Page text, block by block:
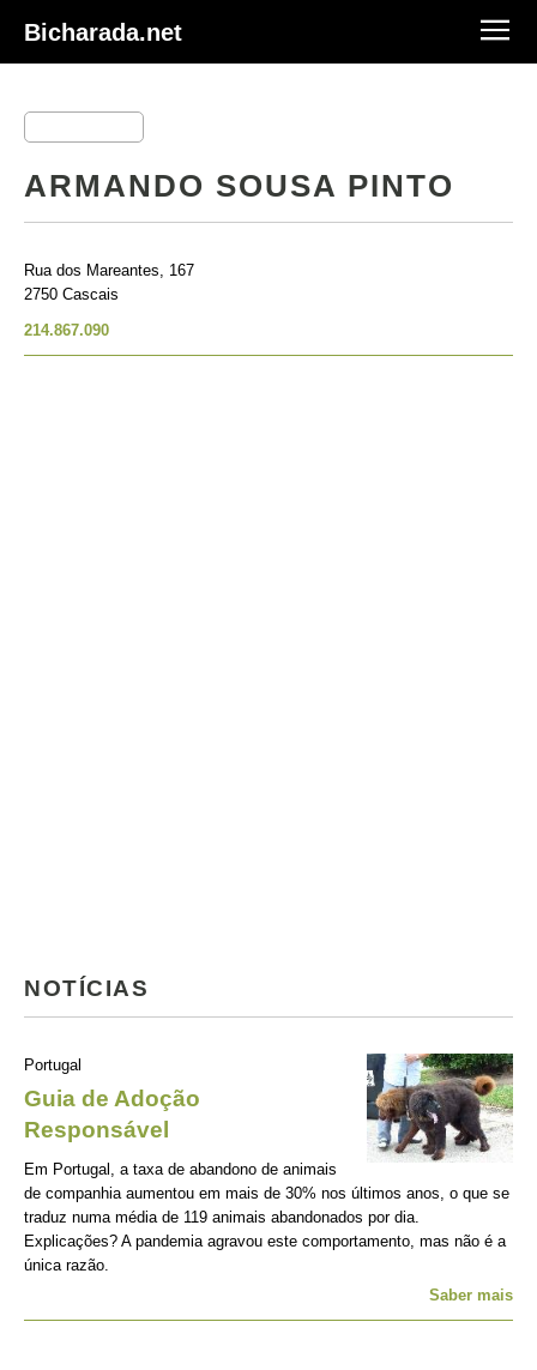
Bicharada.net
ARMANDO SOUSA PINTO
Rua dos Mareantes, 167
2750 Cascais
214.867.090
NOTÍCIAS
Portugal
Guia de Adoção
Responsável
Em Portugal, a taxa de abandono de animais
de companhia aumentou em mais de 30% nos últimos anos, o que se
traduz numa média de 119 animais abandonados por dia.
Explicações? A pandemia agravou este comportamento, mas não é a
única razão.
Saber mais